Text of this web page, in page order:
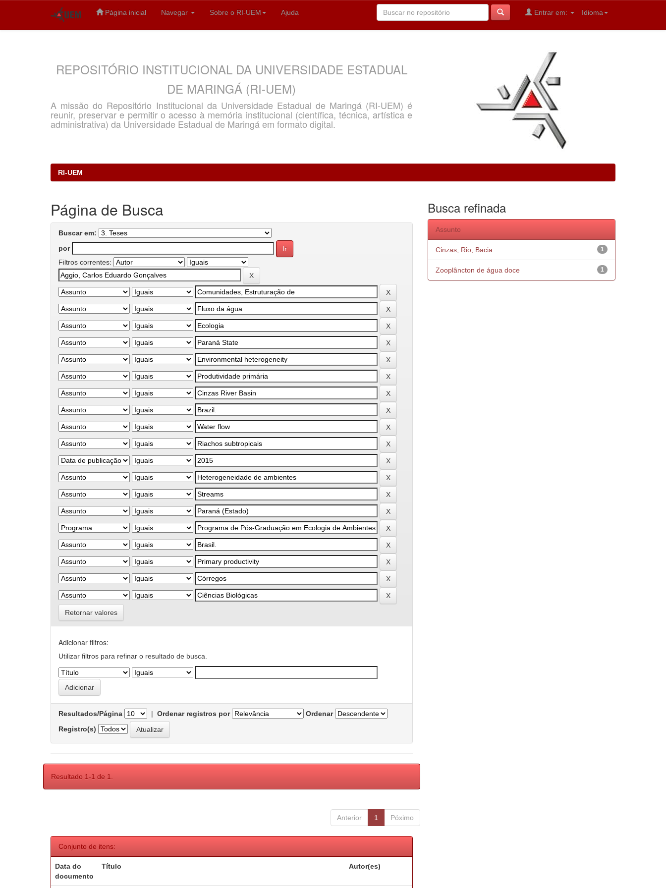
Página inicial Navegar Sobre o RI-UEM Ajuda Idioma
Entrar em:
REPOSITÓRIO INSTITUCIONAL DA UNIVERSIDADE ESTADUAL
DE MARINGÁ (RI-UEM)
A missão do Repositório Institucional da Universidade Estadual de Maringá (RI-UEM) é
reunir, preservar e permitir o acesso à memória institucional (científica, técnica, artística e
administrativa) da Universidade Estadual de Maringá em formato digital.
RI-UEM
Página de Busca
Buscar em:
por
Filtros correntes:
Retornar valores
Adicionar filtros:
Utilizar filtros para refinar o resultado de busca.
Resultados/Página | Ordenar registros por
Ordenar
Registro(s)
Resultado 1-1 de 1.
Anterior 1 Póximo
Conjunto de itens:
Data do
documento
Título Autor(es)
Busca refinada
Assunto
1
Cinzas, Rio, Bacia
1
Zooplâncton de água doce